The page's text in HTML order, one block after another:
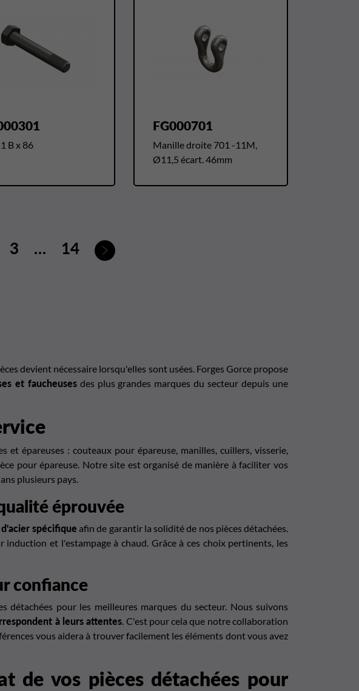
B x 86
FG000701
Manille droite 701 -11M,
Ø11,5 écart. 46mm
3 … 14 Suivant
devient nécessaire lorsqu'elles sont usées. Forges Gorce propose
et faucheusesdes plus grandes marques du secteur depuis une
et épareuses :couteaux pour épareuse, manilles, cuillers, visserie,
pour épareuse. Notre site est organisé de manière à faciliter vos
plusieurs pays.
éprouvée
spécifique afin de garantir la solidité de nos pièces détachées.
et l'estampage à chaud. Grâce à ces choix pertinents, les
confiance
détachées pour les meilleures marques du secteur. Nous suivons
à leurs attentes. C'est pour cela que notre collaboration
vous aidera à trouver facilement les éléments dont vous avez
de vos pièces détachées pour